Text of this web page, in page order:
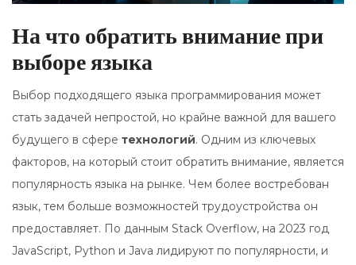
На что обратить внимание при
выборе языка
Выбор подходящего языка программирования может
стать задачей непростой, но крайне важной для вашего
будущего в сфере технологий. Одним из ключевых
факторов, на который стоит обратить внимание, является
популярность языка на рынке. Чем более востребован
язык, тем больше возможностей трудоустройства он
предоставляет. По данным Stack Overflow, на 2023 год
JavaScript, Python и Java лидируют по популярности, и